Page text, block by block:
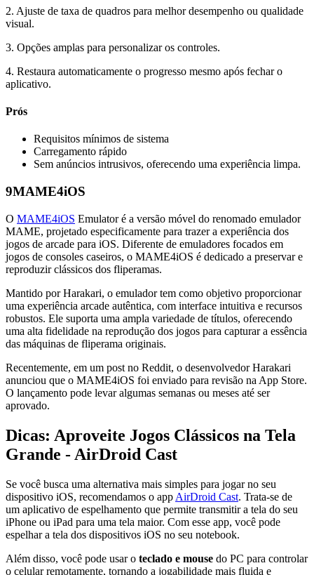
2. Ajuste de taxa de quadros para melhor desempenho ou qualidade
visual.
3. Opções amplas para personalizar os controles.
4. Restaura automaticamente o progresso mesmo após fechar o
aplicativo.
Prós
Requisitos mínimos de sistema
Carregamento rápido
Sem anúncios intrusivos, oferecendo uma experiência limpa.
9MAME4iOS
O MAME4iOS Emulator é a versão móvel do renomado emulador
MAME, projetado especificamente para trazer a experiência dos
jogos de arcade para iOS. Diferente de emuladores focados em
jogos de consoles caseiros, o MAME4iOS é dedicado a preservar e
reproduzir clássicos dos fliperamas.
Mantido por Harakari, o emulador tem como objetivo proporcionar
uma experiência arcade autêntica, com interface intuitiva e recursos
robustos. Ele suporta uma ampla variedade de títulos, oferecendo
uma alta fidelidade na reprodução dos jogos para capturar a essência
das máquinas de fliperama originais.
Recentemente, em um post no Reddit, o desenvolvedor Harakari
anunciou que o MAME4iOS foi enviado para revisão na App Store.
O lançamento pode levar algumas semanas ou meses até ser
aprovado.
Dicas: Aproveite Jogos Clássicos na Tela
Grande - AirDroid Cast
Se você busca uma alternativa mais simples para jogar no seu
dispositivo iOS, recomendamos o app AirDroid Cast. Trata-se de
um aplicativo de espelhamento que permite transmitir a tela do seu
iPhone ou iPad para uma tela maior. Com esse app, você pode
espelhar a tela dos dispositivos iOS no seu notebook.
Além disso, você pode usar o teclado e mouse do PC para controlar
o celular remotamente, tornando a jogabilidade mais fluida e